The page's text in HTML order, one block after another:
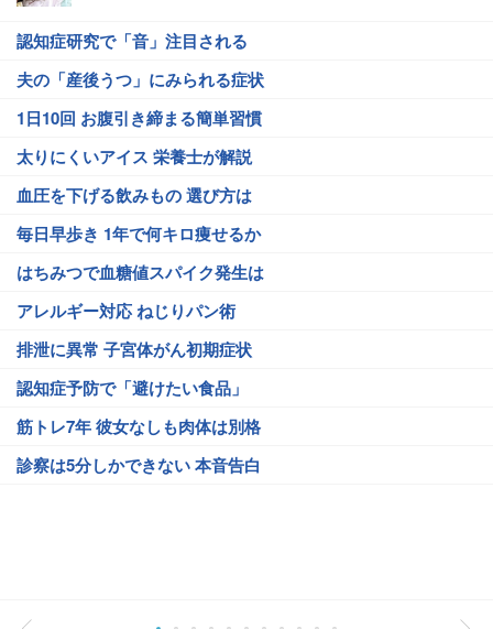
認知症研究で「音」注目される
夫の「産後うつ」にみられる症状
1日10回 お腹引き締まる簡単習慣
太りにくいアイス 栄養士が解説
血圧を下げる飲みもの 選び方は
毎日早歩き 1年で何キロ痩せるか
はちみつで血糖値スパイク発生は
アレルギー対応 ねじりパン術
排泄に異常 子宮体がん初期症状
認知症予防で「避けたい食品」
筋トレ7年 彼女なしも肉体は別格
診察は5分しかできない 本音告白